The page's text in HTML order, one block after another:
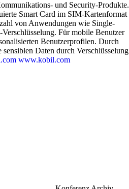
und Security-Produkte.
Smart Card im SIM-Kartenformat
von Anwendungen wie Single-
Für mobile Benutzer
Benutzerprofilen. Durch
Daten durch Verschlüsselung
www.kobil.com